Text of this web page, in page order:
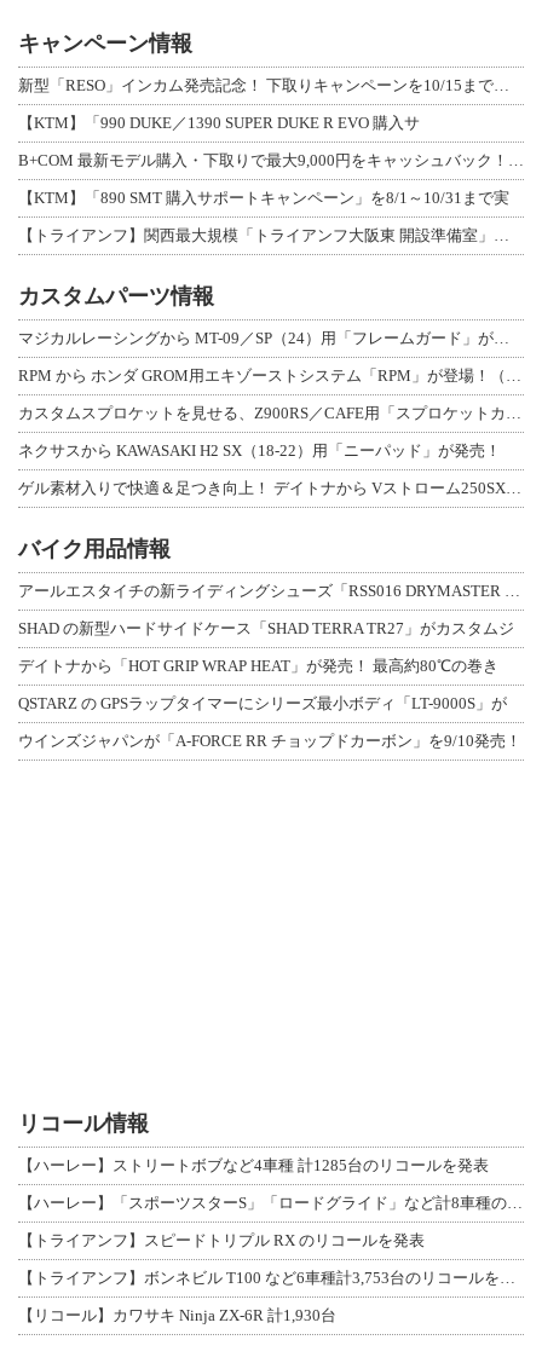
キャンペーン情報
新型「RESO」インカム発売記念！ 下取りキャンペーンを10/15まで延長して開
【KTM】「990 DUKE／1390 SUPER DUKE R EVO 購入サ
B+COM 最新モデル購入・下取りで最大9,000円をキャッシュバック！「B+F
【KTM】「890 SMT 購入サポートキャンペーン」を8/1～10/31まで実
【トライアンフ】関西最大規模「トライアンフ大阪東 開設準備室」がオープン！ 限定
カスタムパーツ情報
マジカルレーシングから MT-09／SP（24）用「フレームガード」が登場！
RPM から ホンダ GROM用エキゾーストシステム「RPM」が登場！（動画あり
カスタムスプロケットを見せる、Z900RS／CAFE用「スプロケットカバーフルキ
ネクサスから KAWASAKI H2 SX（18-22）用「ニーパッド」が発売！
ゲル素材入りで快適＆足つき向上！ デイトナから Vストローム250SX用「快適ロ
バイク用品情報
アールエスタイチの新ライディングシューズ「RSS016 DRYMASTER スト
SHAD の新型ハードサイドケース「SHAD TERRA TR27」がカスタムジ
デイトナから「HOT GRIP WRAP HEAT」が発売！ 最高約80℃の巻き
QSTARZ の GPSラップタイマーにシリーズ最小ボディ「LT-9000S」が
ウインズジャパンが「A-FORCE RR チョップドカーボン」を9/10発売！
リコール情報
【ハーレー】ストリートボブなど4車種 計1285台のリコールを発表
【ハーレー】「スポーツスターS」「ロードグライド」など計8車種のリコールを発表
【トライアンフ】スピードトリプル RX のリコールを発表
【トライアンフ】ボンネビル T100 など6車種計3,753台のリコールを発表
【リコール】カワサキ Ninja ZX-6R 計1,930台